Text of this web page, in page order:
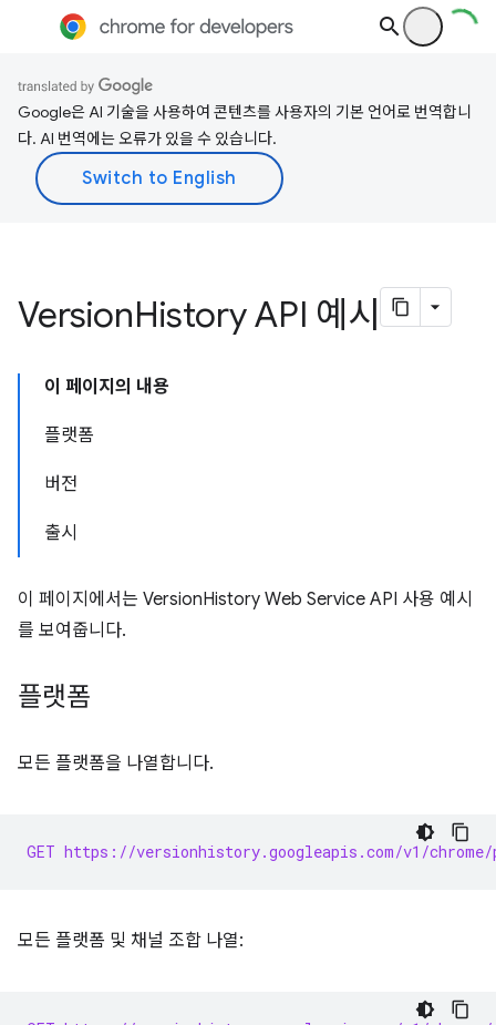
Google은 AI 기술을 사용하여 콘텐츠를 사용자의 기본 언어로 번역합니
다. AI 번역에는 오류가 있을 수 있습니다.
VersionHistory API 예시
이 페이지의 내용
플랫폼
버전
출시
이 페이지에서는 VersionHistory Web Service API 사용 예시
를 보여줍니다.
플랫폼
모든 플랫폼을 나열합니다.
GET https://versionhistory.googleapis.com/v1/
모든 플랫폼 및 채널 조합 나열: